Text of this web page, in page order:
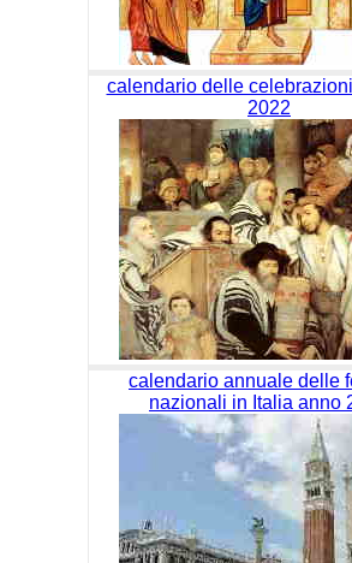
calendario delle
2022
calendario annuale delle
nazionali in Italia anno